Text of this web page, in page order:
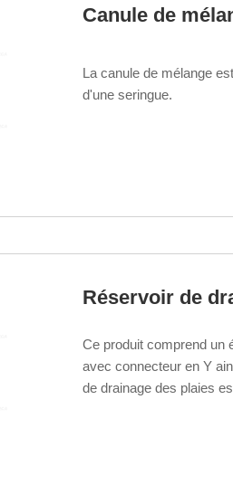
Canule de
La canule de mélange
d'une seringue.
Réservoir de
Ce produit comprend un
avec connecteur en Y
de drainage des plaies
— et trouve des